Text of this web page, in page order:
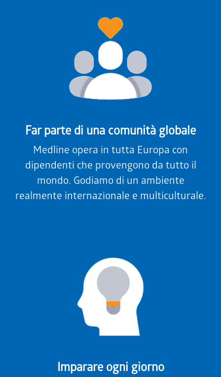
Far parte di una comunità globale
Medline opera in tutta Europa con
dipendenti che provengono da tutto il
mondo. Godiamo di un ambiente
realmente internazionale e multiculturale.
Imparare ogni giorno